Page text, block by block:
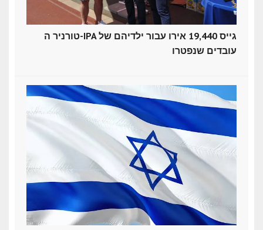
טורניר ה-IPA גייס 19,440 אירו עבור ילדיהם של
עובדים שנפטרו